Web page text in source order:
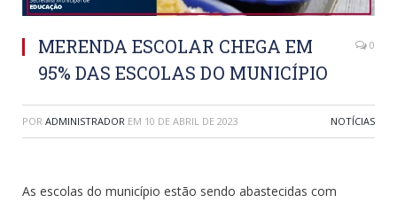
MERENDA ESCOLAR CHEGA EM
95% DAS ESCOLAS DO MUNICÍPIO
0
POR ADMINISTRADOR EM 10 DE ABRIL DE 2023 NOTÍCIAS
As escolas do município estão sendo abastecidas com